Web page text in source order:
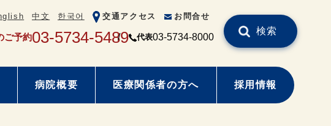
中文 한국어 交通アクセス お問合せ
ご予約03-5734-5489 代表03-5734-8000
検索
病院概要 医療関係者の方へ 採用情報